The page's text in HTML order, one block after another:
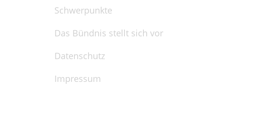
Schwerpunkte
Das Bündnis stellt sich vor
Datenschutz
Impressum